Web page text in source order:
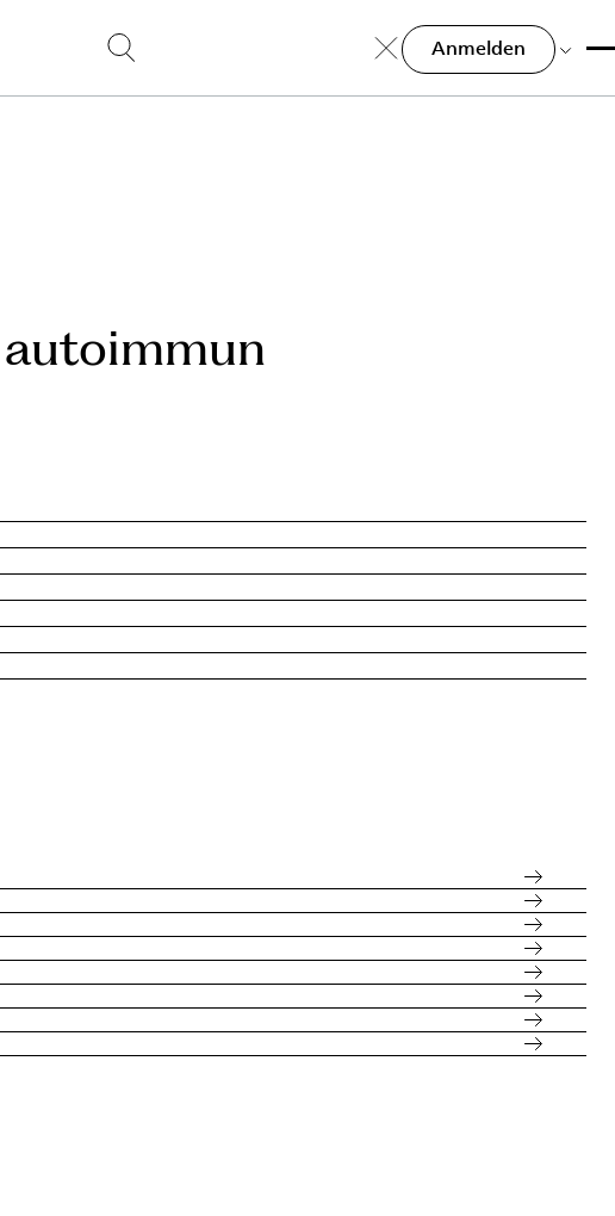
Anmelden